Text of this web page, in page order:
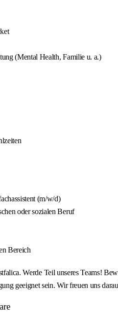
(Mental Health, Familie u. a.)
(m/w/d)
oder sozialen Beruf
Bereich
Werde Teil unseres Teams!
geeignet sein. Wir freuen uns